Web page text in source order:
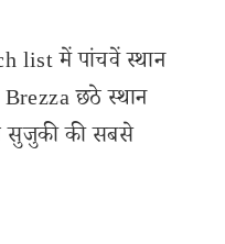
list में पांचवें स्थान
छठे स्थान
सुजुकी की सबसे